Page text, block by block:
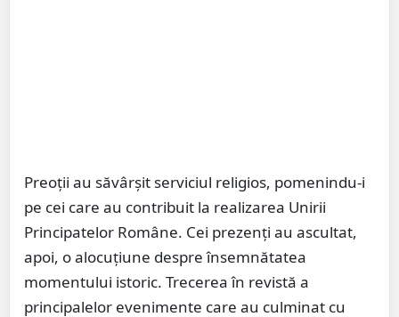
Preoții au săvârșit serviciul religios, pomenindu-i
pe cei care au contribuit la realizarea Unirii
Principatelor Române. Cei prezenți au ascultat,
apoi, o alocuțiune despre însemnătatea
momentului istoric. Trecerea în revistă a
principalelor evenimente care au culminat cu